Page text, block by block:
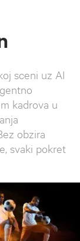
sceni uz AI
kadrova u
obzira
svaki pokret